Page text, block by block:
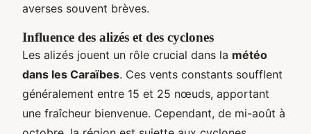
averses souvent brèves.
Influence des alizés et des cyclones
Les alizés jouent un rôle crucial dans la météo
dans les Caraïbes. Ces vents constants soufflent
généralement entre 15 et 25 nœuds, apportant
une fraîcheur bienvenue. Cependant, de mi-août à